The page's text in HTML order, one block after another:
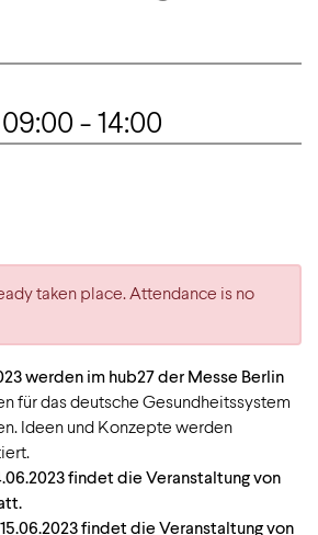
- 14:00
taken place. Attendance is no
werden im hub27 der Messe Berlin
für das deutsche Gesundheitssystem
Ideen und Konzepte werden
findet die Veranstaltung von
findet die Veranstaltung von